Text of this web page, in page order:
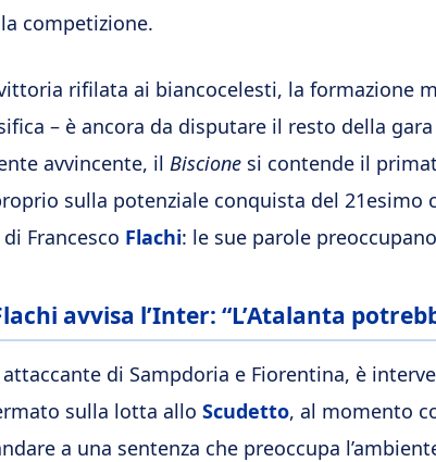
competizione.
rifilata ai biancocelesti, la formazione
– è ancora da disputare il resto della
avvincente, il Biscione si contende il
sulla potenziale conquista del 21esimo
di Francesco Flachi: le sue parole
avvisa l’Inter: “L’Atalanta
attaccante di Sampdoria e Fiorentina, è
sulla lotta allo Scudetto, al momento
a una sentenza che preoccupa